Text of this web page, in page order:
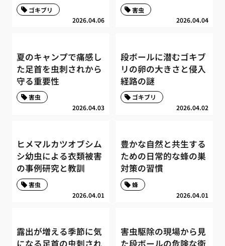
2026.04.06
ゴキブリ
2026.04.04
害虫
夏のキャンプで痛感し
た足首を虫刺されから
守る重要性
2026.04.03
害虫
段ボールに潜むゴキブ
リの卵の大きさと侵入
経路の謎
2026.04.02
ゴキブリ
ヒメマルカツオブシム
シ幼虫による衣類被害
の事例研究と教訓
2026.04.01
害虫
豊かな自然と共生する
ための日常的な蜂の巣
対策の習慣
2026.04.01
蜂
露出が増える季節に気
になる足首の虫刺され
害虫駆除の現場から見
た段ボールの危険な衛